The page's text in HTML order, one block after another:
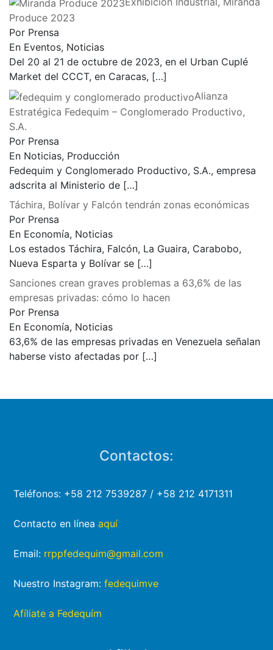
Produce 2023
Por Prensa
En Eventos, Noticias
Del 20 al 21 de octubre de 2023, en el Urban Cuplé
Market del CCCT, en Caracas, […]
Alianza
Estratégica Fedequim – Conglomerado Productivo,
S.A.
Por Prensa
En Noticias, Producción
Fedequim y Conglomerado Productivo, S.A., empresa
adscrita al Ministerio de […]
Táchira, Bolívar y Falcón tendrán zonas económicas
Por Prensa
En Economía, Noticias
Los estados Táchira, Falcón, La Guaira, Carabobo,
Nueva Esparta y Bolívar se […]
Sanciones crean graves problemas a 63,6% de las
empresas privadas: cómo lo hacen
Por Prensa
En Economía, Noticias
63,6% de las empresas privadas en Venezuela señalan
haberse visto afectadas por […]
Contactos:
Teléfonos: +58 212 7539287 / +58 212 4171311
Contacto en líneaaquí
Email: rrppfedequim@gmail.com
Nuestro Instagram:fedequimve
Afíliate a Fedequím